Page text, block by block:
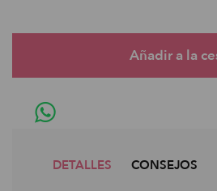
DETALLES CONSEJOS